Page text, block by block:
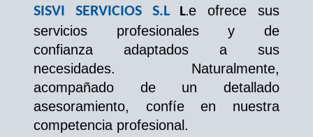
SISVI SERVICIOS S.L L.e ofrece sus
servicios profesionales y de
confianza adaptados a sus
necesidades. Naturalmente,
acompañado de un detallado
asesoramiento, confíe en nuestra
competencia profesional.